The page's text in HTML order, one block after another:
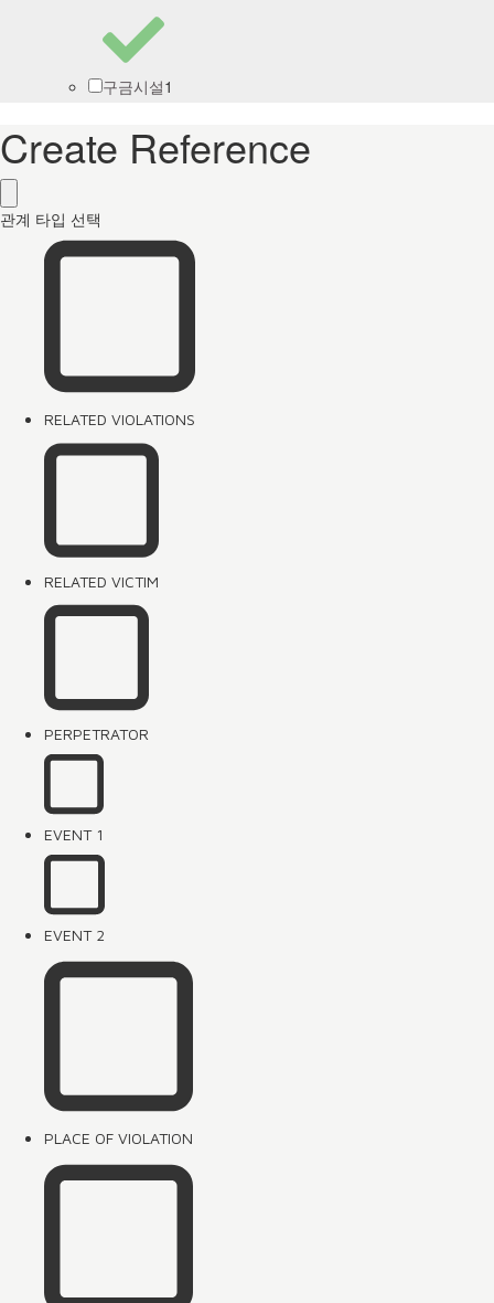
구금시설1
Create Reference
관계 타입 선택
RELATED VIOLATIONS
RELATED VICTIM
PERPETRATOR
EVENT 1
EVENT 2
PLACE OF VIOLATION